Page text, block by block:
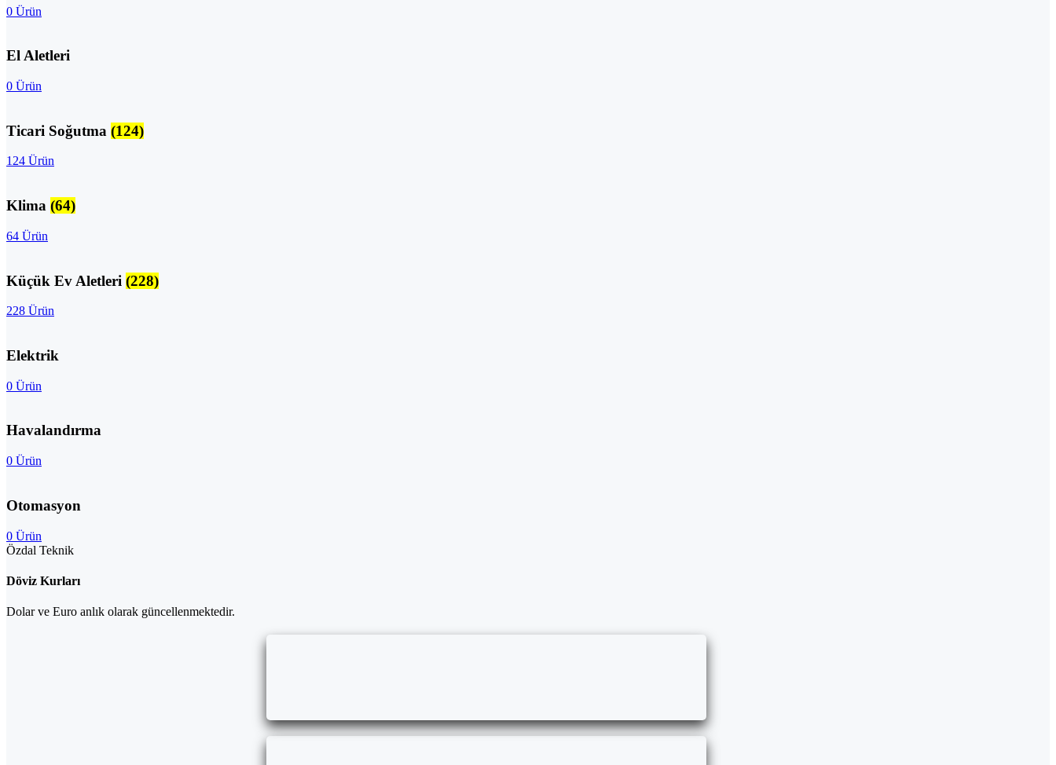
0 Ürün
El Aletleri
0 Ürün
Ticari Soğutma (124)
124 Ürün
Klima (64)
64 Ürün
Küçük Ev Aletleri (228)
228 Ürün
Elektrik
0 Ürün
Havalandırma
0 Ürün
Otomasyon
0 Ürün
Özdal Teknik
Döviz Kurları
Dolar ve Euro anlık olarak güncellenmektedir.